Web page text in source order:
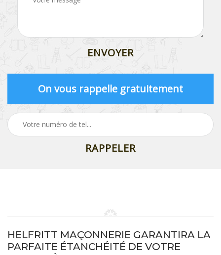
On vous rappelle gratuitement
HELFRITT MAÇONNERIE GARANTIRA LA
PARFAITE ÉTANCHÉITÉ DE VOTRE